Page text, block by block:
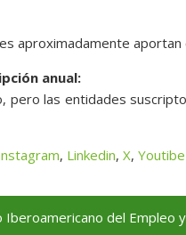
aproximadamente
anual:
las entidades
, Linkedin,X,Youtibe
del Empleo y